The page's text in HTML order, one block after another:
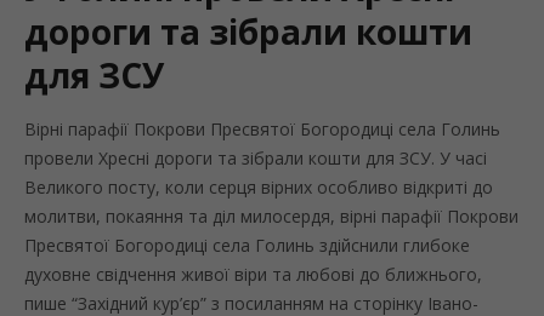
дороги та зібрали кошти
для ЗСУ
Вірні парафії Покрови Пресвятої Богородиці села Голинь
провели Хресні дороги та зібрали кошти для ЗСУ. У часі
Великого посту, коли серця вірних особливо відкриті до
молитви, покаяння та діл милосердя, вірні парафії Покрови
Пресвятої Богородиці села Голинь здійснили глибоке
духовне свідчення живої віри та любові до ближнього,
пише “Західний кур’єр” з посиланням на сторінку Івано-